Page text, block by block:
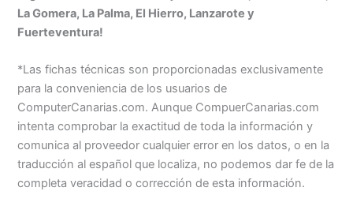
La Gomera, La Palma, El Hierro, Lanzarote y
Fuerteventura!
*Las fichas técnicas son proporcionadas exclusivamente
para la conveniencia de los usuarios de
ComputerCanarias.com. Aunque CompuerCanarias.com
intenta comprobar la exactitud de toda la información y
comunica al proveedor cualquier error en los datos, o en la
traducción al español que localiza, no podemos dar fe de la
completa veracidad o corrección de esta información.